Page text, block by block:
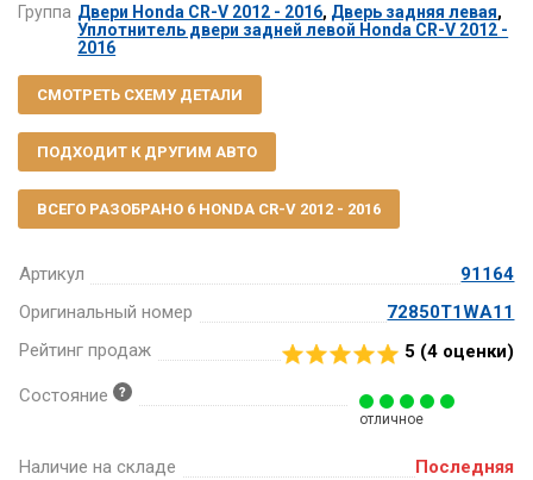
Артикул
91164
Оригинальный номер
72850T1WA11
Рейтинг продаж
5 (4 оценки)
Состояние
отличное
Наличие на складе Последняя
Группа Двери Honda CR-V 2012 - 2016, Дверь задняя левая,
Уплотнитель двери задней левой Honda CR-V 2012 -
2016
СМОТРЕТЬ СХЕМУ ДЕТАЛИ
ПОДХОДИТ К ДРУГИМ АВТО
ВСЕГО РАЗОБРАНО 6 HONDA CR-V 2012 - 2016